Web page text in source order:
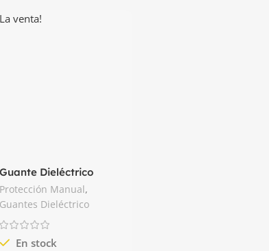
La venta!
Guante Dieléctrico
Regeltex Electrovolt
Protección Manual,
Guantes Dieléctrico
En stock